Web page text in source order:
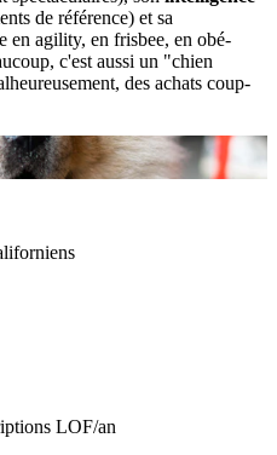
de référence) et sa
agility, en frisbee, en obé-
c'est aussi un "chien
des achats coup-
LOF/an